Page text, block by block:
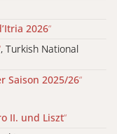
2026“
, Turkish National
Saison 2025/26“
II. und Liszt“